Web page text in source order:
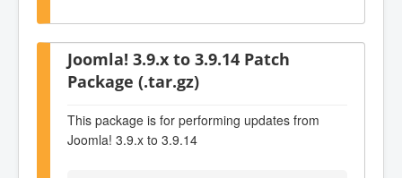
Joomla! 3.9.x to 3.9.14 Patch
Package (.tar.gz)
This package is for performing updates from
Joomla! 3.9.x to 3.9.14